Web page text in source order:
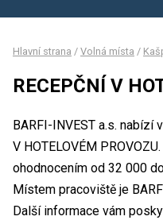
Hlavní strana / Volná místa /
RECEPČNÍ V
BARFI-INVEST a.s. nabízí
V HOTELOVÉM
ohodnocením od 32 000
Místem pracoviště je
Další informace vám